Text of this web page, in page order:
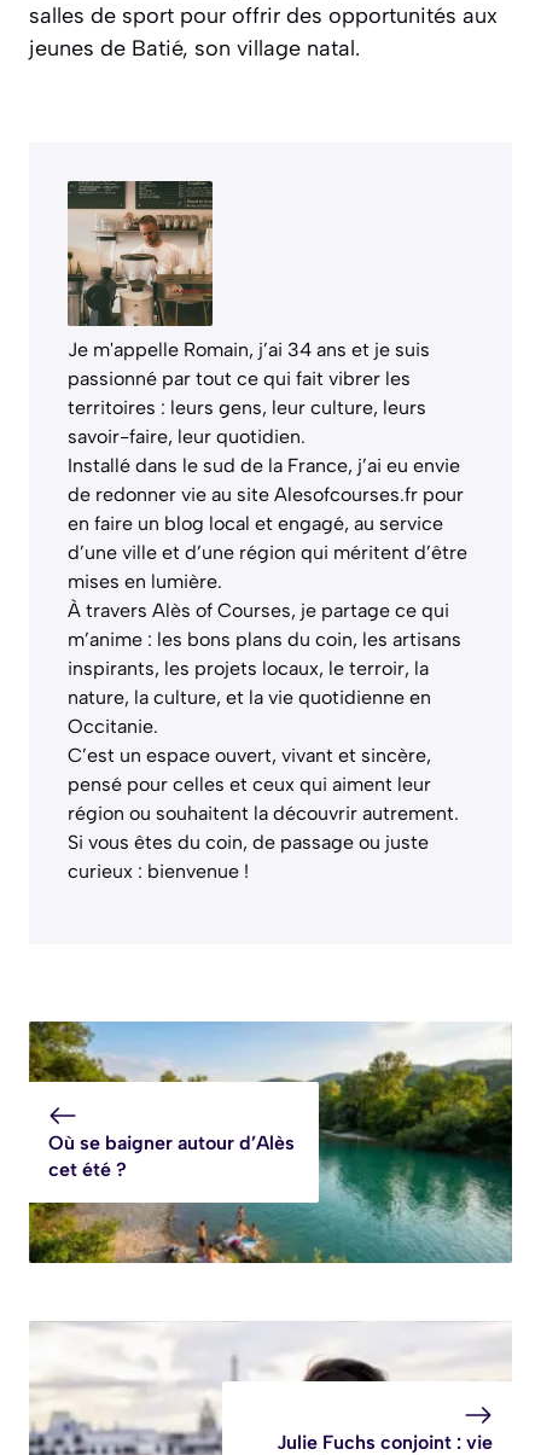
salles de sport pour offrir des opportunités aux
jeunes de Batié, son village natal.
Je m'appelle Romain, j’ai 34 ans et je suis
passionné par tout ce qui fait vibrer les
territoires : leurs gens, leur culture, leurs
savoir-faire, leur quotidien.
Installé dans le sud de la France, j’ai eu envie
de redonner vie au site Alesofcourses.fr pour
en faire un blog local et engagé, au service
d’une ville et d’une région qui méritent d’être
mises en lumière.
À travers Alès of Courses, je partage ce qui
m’anime : les bons plans du coin, les artisans
inspirants, les projets locaux, le terroir, la
nature, la culture, et la vie quotidienne en
Occitanie.
C’est un espace ouvert, vivant et sincère,
pensé pour celles et ceux qui aiment leur
région ou souhaitent la découvrir autrement.
Si vous êtes du coin, de passage ou juste
curieux : bienvenue !
Où se baigner autour d’Alès
cet été ?
Julie Fuchs conjoint : vie